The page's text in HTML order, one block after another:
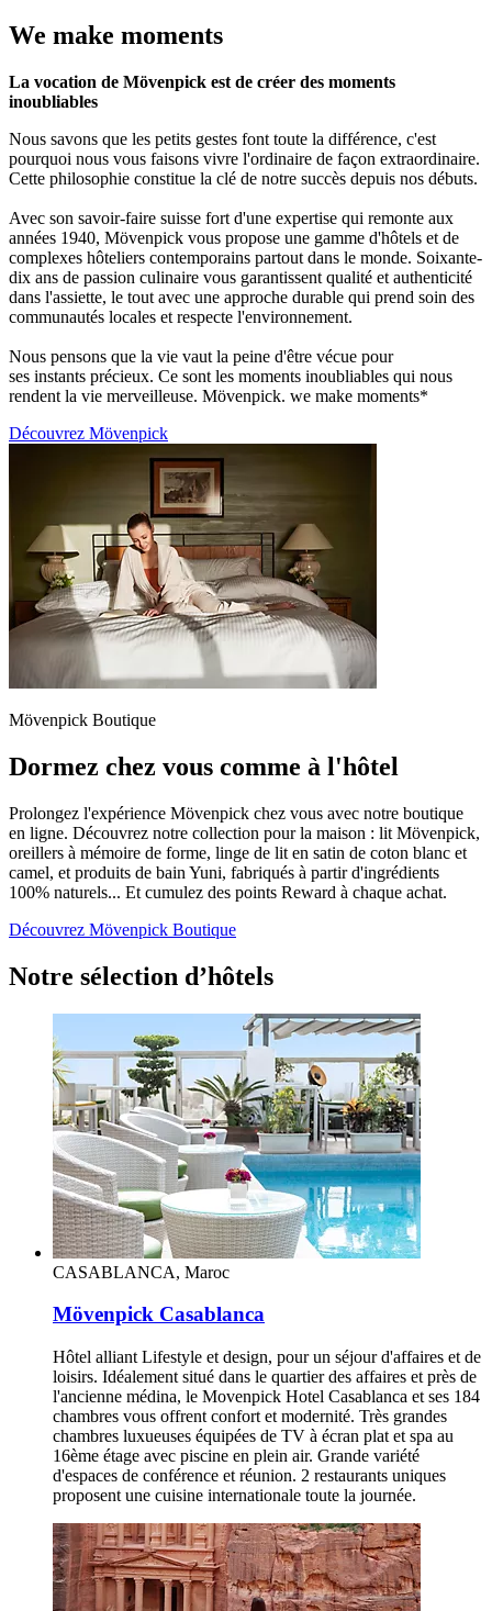
We make moments
La vocation de Mövenpick est de créer des moments
inoubliables
Nous savons que les petits gestes font toute la différence, c'est
pourquoi nous vous faisons vivre l'ordinaire de façon extraordinaire.
Cette philosophie constitue la clé de notre succès depuis nos débuts.
Avec son savoir-faire suisse fort d'une expertise qui remonte aux
années 1940, Mövenpick vous propose une gamme d'hôtels et de
complexes hôteliers contemporains partout dans le monde. Soixante-
dix ans de passion culinaire vous garantissent qualité et authenticité
dans l'assiette, le tout avec une approche durable qui prend soin des
communautés locales et respecte l'environnement.
Nous pensons que la vie vaut la peine d'être vécue pour
ses instants précieux. Ce sont les moments inoubliables qui nous
rendent la vie merveilleuse. Mövenpick. we make moments*
Découvrez Mövenpick
Mövenpick Boutique
Dormez chez vous comme à l'hôtel
Prolongez l'expérience Mövenpick chez vous avec notre boutique
en ligne. Découvrez notre collection pour la maison : lit Mövenpick,
oreillers à mémoire de forme, linge de lit en satin de coton blanc et
camel, et produits de bain Yuni, fabriqués à partir d'ingrédients
100% naturels... Et cumulez des points Reward à chaque achat.
Découvrez Mövenpick Boutique
Notre sélection d’hôtels
CASABLANCA, Maroc
Mövenpick Casablanca
Hôtel alliant Lifestyle et design, pour un séjour d'affaires et de
loisirs. Idéalement situé dans le quartier des affaires et près de
l'ancienne médina, le Movenpick Hotel Casablanca et ses 184
chambres vous offrent confort et modernité. Très grandes
chambres luxueuses équipées de TV à écran plat et spa au
16ème étage avec piscine en plein air. Grande variété
d'espaces de conférence et réunion. 2 restaurants uniques
proposent une cuisine internationale toute la journée.